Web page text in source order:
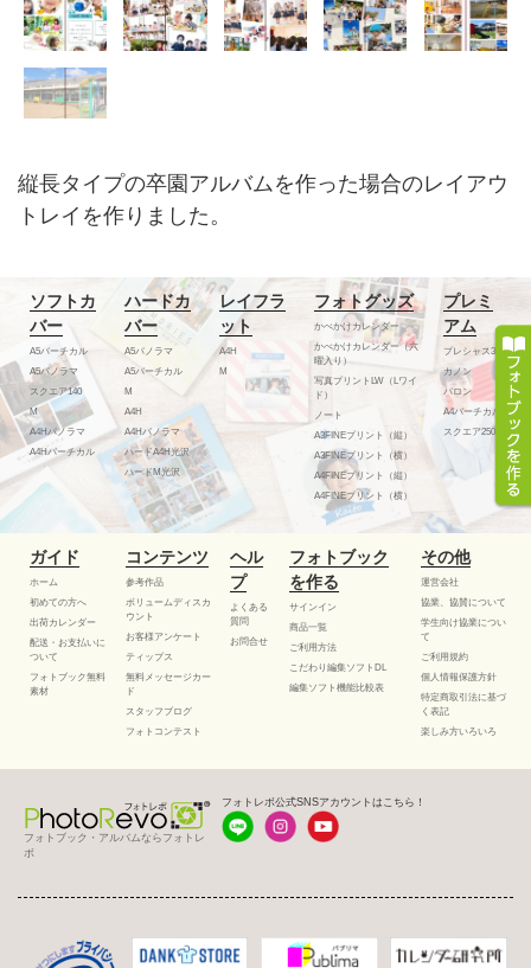
縦長タイプの卒園アルバムを作った場合のレイアウ
トレイを作りました。
ソフトカ
バー
A5バーチカル
A5パノラマ
スクエア140
M
A4Hパノラマ
A4Hバーチカル
ハードカ
バー
A5パノラマ
A5バーチカル
M
A4H
A4Hパノラマ
ハードA4H光沢
ハードM光沢
レイフラ
ット
A4H
M
フォトグッズ
かべかけカレンダー
かべかけカレンダー（六
曜入り）
写真プリントLW（Lワイ
ド）
ノート
A3FINEプリント（縦）
A3FINEプリント（横）
A4FINEプリント（縦）
A4FINEプリント（横）
プレミ
アム
プレシャス300
カノン
バロン
A4バーチカル
スクエア250
ガイド
ホーム
初めての方へ
出荷カレンダー
配送・お支払いに
ついて
フォトブック無料
素材
コンテンツ
参考作品
ボリュームディスカ
ウント
お客様アンケート
ティップス
無料メッセージカー
ド
スタッフブログ
フォトコンテスト
ヘル
プ
よくある
質問
お問合せ
フォトブック
を作る
サインイン
商品一覧
ご利用方法
こだわり編集ソフトDL
編集ソフト機能比較表
その他
運営会社
協業、協賛について
学生向け協業につい
て
ご利用規約
個人情報保護方針
特定商取引法に基づ
く表記
楽しみ方いろいろ
フォトブック・アルバムならフォトレ
ボ
フォトレボ公式SNSアカウントはこちら！